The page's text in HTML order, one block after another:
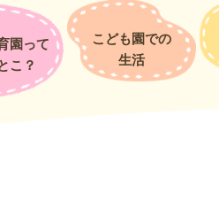
園って
こ？
こども園での
生活